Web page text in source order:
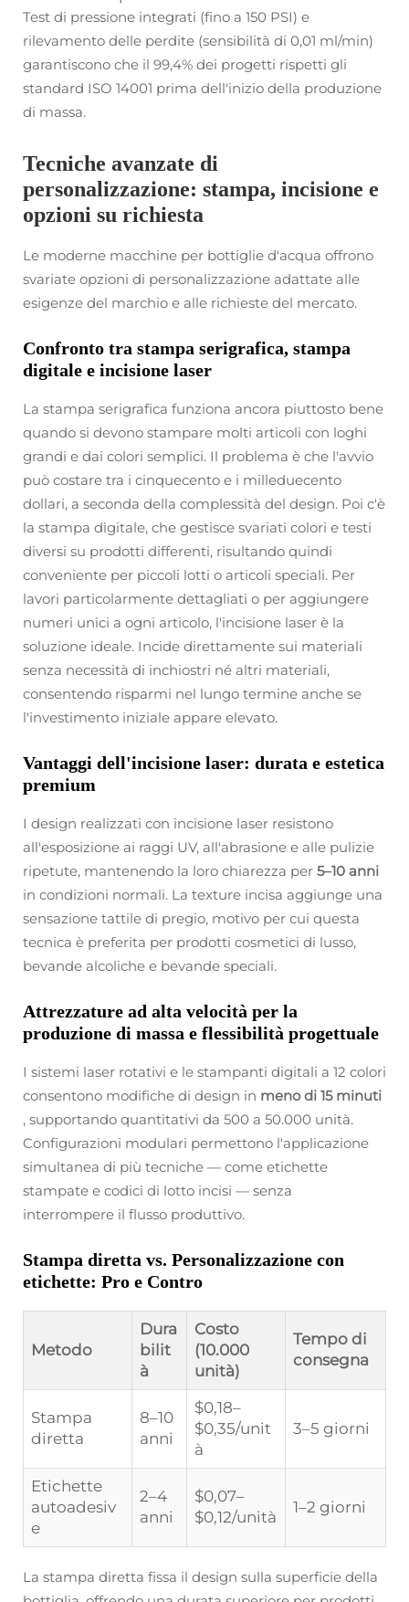
Test di pressione integrati (fino a 150 PSI) e
rilevamento delle perdite (sensibilità di 0,01 ml/min)
garantiscono che il 99,4% dei progetti rispetti gli
standard ISO 14001 prima dell'inizio della produzione
di massa.
Tecniche avanzate di
personalizzazione: stampa, incisione e
opzioni su richiesta
Le moderne macchine per bottiglie d'acqua offrono
svariate opzioni di personalizzazione adattate alle
esigenze del marchio e alle richieste del mercato.
Confronto tra stampa serigrafica, stampa
digitale e incisione laser
La stampa serigrafica funziona ancora piuttosto bene
quando si devono stampare molti articoli con loghi
grandi e dai colori semplici. Il problema è che l'avvio
può costare tra i cinquecento e i milleduecento
dollari, a seconda della complessità del design. Poi c'è
la stampa digitale, che gestisce svariati colori e testi
diversi su prodotti differenti, risultando quindi
conveniente per piccoli lotti o articoli speciali. Per
lavori particolarmente dettagliati o per aggiungere
numeri unici a ogni articolo, l'incisione laser è la
soluzione ideale. Incide direttamente sui materiali
senza necessità di inchiostri né altri materiali,
consentendo risparmi nel lungo termine anche se
l'investimento iniziale appare elevato.
Vantaggi dell'incisione laser: durata e estetica
premium
I design realizzati con incisione laser resistono
all'esposizione ai raggi UV, all'abrasione e alle pulizie
ripetute, mantenendo la loro chiarezza per 5–10 anni
in condizioni normali. La texture incisa aggiunge una
sensazione tattile di pregio, motivo per cui questa
tecnica è preferita per prodotti cosmetici di lusso,
bevande alcoliche e bevande speciali.
Attrezzature ad alta velocità per la
produzione di massa e flessibilità progettuale
I sistemi laser rotativi e le stampanti digitali a 12 colori
consentono modifiche di design in meno di 15 minuti
, supportando quantitativi da 500 a 50.000 unità.
Configurazioni modulari permettono l'applicazione
simultanea di più tecniche — come etichette
stampate e codici di lotto incisi — senza
interrompere il flusso produttivo.
Stampa diretta vs. Personalizzazione con
etichette: Pro e Contro
Metodo
Dura
bilit
à
Costo
(10.000
unità)
Tempo di
consegna
Stampa
diretta
8–10
anni
$0,18–
$0,35/unit
à
3–5 giorni
Etichette
autoadesiv
e
2–4
anni
$0,07–
$0,12/unità
1–2 giorni
La stampa diretta fissa il design sulla superficie della